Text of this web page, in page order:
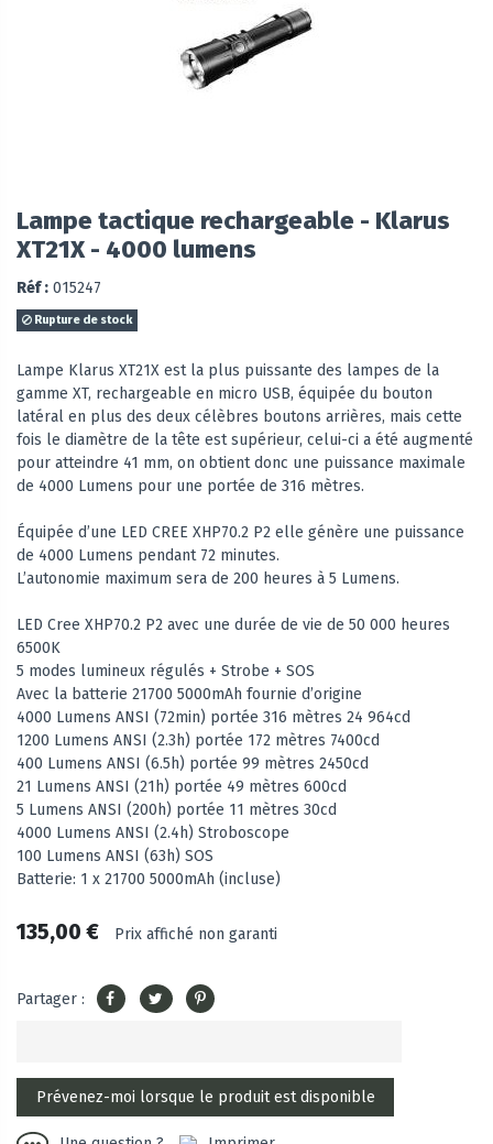
Lampe tactique rechargeable - Klarus
XT21X - 4000 lumens
Réf : 015247
Rupture de stock
Lampe Klarus XT21X est la plus puissante des lampes de la
gamme XT, rechargeable en micro USB, équipée du bouton
latéral en plus des deux célèbres boutons arrières, mais cette
fois le diamètre de la tête est supérieur, celui-ci a été augmenté
pour atteindre 41 mm, on obtient donc une puissance maximale
de 4000 Lumens pour une portée de 316 mètres.
Équipée d’une LED CREE XHP70.2 P2 elle génère une puissance
de 4000 Lumens pendant 72 minutes.
L’autonomie maximum sera de 200 heures à 5 Lumens.
LED Cree XHP70.2 P2 avec une durée de vie de 50 000 heures
6500K
5 modes lumineux régulés + Strobe + SOS
Avec la batterie 21700 5000mAh fournie d’origine
4000 Lumens ANSI (72min) portée 316 mètres 24 964cd
1200 Lumens ANSI (2.3h) portée 172 mètres 7400cd
400 Lumens ANSI (6.5h) portée 99 mètres 2450cd
21 Lumens ANSI (21h) portée 49 mètres 600cd
5 Lumens ANSI (200h) portée 11 mètres 30cd
4000 Lumens ANSI (2.4h) Stroboscope
100 Lumens ANSI (63h) SOS
Batterie: 1 x 21700 5000mAh (incluse)
135,00 € Prix affiché non garanti
Partager :